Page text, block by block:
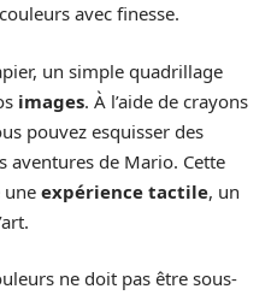
avec finesse.
un simple quadrillage
images. À l’aide de crayons
pouvez esquisser des
aventures de Mario. Cette
expérience tactile, un
ne doit pas être sous-